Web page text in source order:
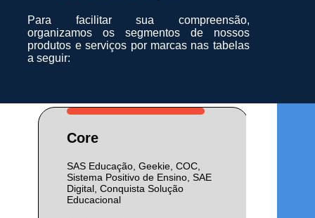
Para facilitar sua compreensão,
organizamos os segmentos de nossos
produtos e serviços por marcas nas tabelas
a seguir:
Core
SAS Educação, Geekie, COC,
Sistema Positivo de Ensino, SAE
Digital, Conquista Solução
Educacional